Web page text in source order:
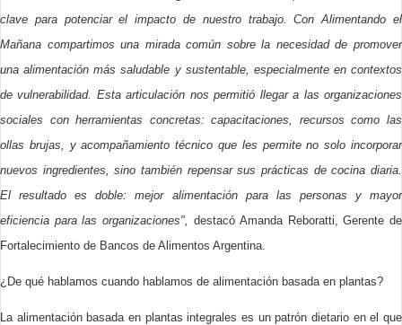
clave para potenciar el impacto de nuestro trabajo. Con Alimentando el
Mañana compartimos una mirada común sobre la necesidad de promover
una alimentación más saludable y sustentable, especialmente en contextos
de vulnerabilidad. Esta articulación nos permitió llegar a las organizaciones
sociales con herramientas concretas: capacitaciones, recursos como las
ollas brujas, y acompañamiento técnico que les permite no solo incorporar
nuevos ingredientes, sino también repensar sus prácticas de cocina diaria.
El resultado es doble: mejor alimentación para las personas y mayor
eficiencia para las organizaciones", destacó Amanda Reboratti, Gerente de
Fortalecimiento de Bancos de Alimentos Argentina.
¿De qué hablamos cuando hablamos de alimentación basada en plantas?
La alimentación basada en plantas integrales es un patrón dietario en el que